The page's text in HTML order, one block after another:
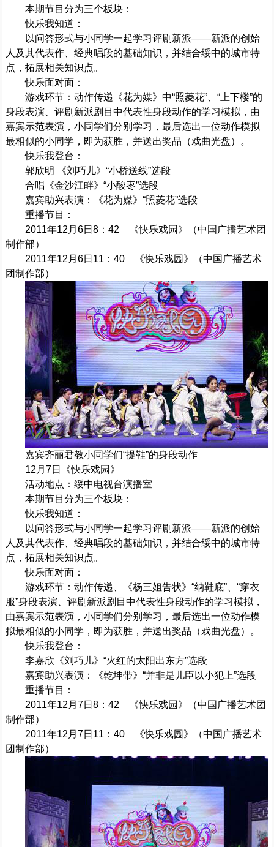
本期节目分为三个板块：
快乐我知道：
以问答形式与小同学一起学习评剧新派——新派的创始
人及其代表作、经典唱段的基础知识，并结合绥中的城市特
点，拓展相关知识点。
快乐面对面：
游戏环节：动作传递《花为媒》中“照菱花”、“上下楼”的
身段表演、评剧新派剧目中代表性身段动作的学习模拟，由
嘉宾示范表演，小同学们分别学习，最后选出一位动作模拟
最相似的小同学，即为获胜，并送出奖品（戏曲光盘）。
快乐我登台：
郭欣明 《刘巧儿》“小桥送线”选段
合唱《金沙江畔》“小酸枣”选段
嘉宾助兴表演：《花为媒》“照菱花”选段
重播节目：
2011年12月6日8：42 《快乐戏园》（中国广播艺术团
制作部）
2011年12月6日11：40 《快乐戏园》（中国广播艺术
团制作部）
嘉宾齐丽君教小同学们“提鞋”的身段动作
12月7日《快乐戏园》
活动地点：绥中电视台演播室
本期节目分为三个板块：
快乐我知道：
以问答形式与小同学一起学习评剧新派——新派的创始
人及其代表作、经典唱段的基础知识，并结合绥中的城市特
点，拓展相关知识点。
快乐面对面：
游戏环节：动作传递、《杨三姐告状》“纳鞋底”、“穿衣
服”身段表演、评剧新派剧目中代表性身段动作的学习模拟，
由嘉宾示范表演，小同学们分别学习，最后选出一位动作模
拟最相似的小同学，即为获胜，并送出奖品（戏曲光盘）。
快乐我登台：
李嘉欣《刘巧儿》“火红的太阳出东方”选段
嘉宾助兴表演：《乾坤带》“并非是儿臣以小犯上”选段
重播节目：
2011年12月7日8：42 《快乐戏园》（中国广播艺术团
制作部）
2011年12月7日11：40 《快乐戏园》（中国广播艺术
团制作部）